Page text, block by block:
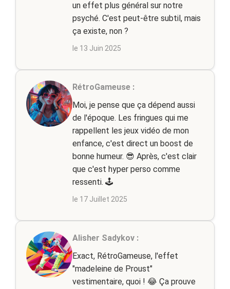
un effet plus général sur notre
psyché. C'est peut-être subtil, mais
ça existe, non ?
le 13 Juin 2025
RétroGameuse :
Moi, je pense que ça dépend aussi
de l'époque. Les fringues qui me
rappellent les jeux vidéo de mon
enfance, c'est direct un boost de
bonne humeur. 😎 Après, c'est clair
que c'est hyper perso comme
ressenti. 🕹️
le 17 Juillet 2025
Alisher Sadykov :
Exact, RétroGameuse, l'effet
"madeleine de Proust"
vestimentaire, quoi ! 😂 Ça prouve